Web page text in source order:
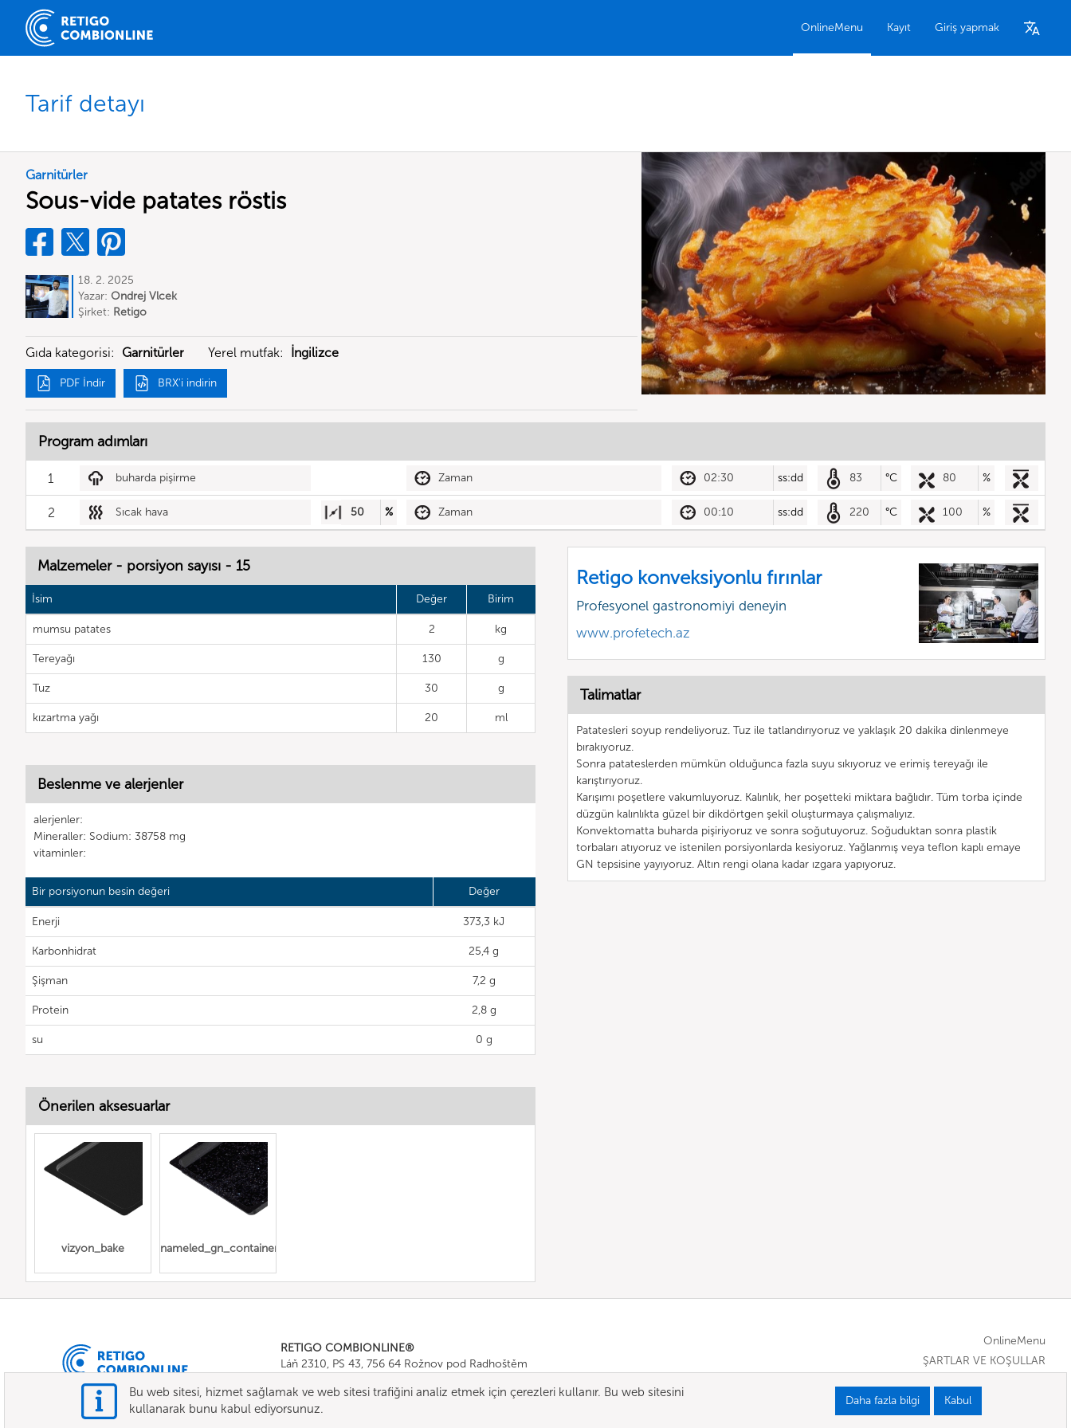
OnlineMenu Kayıt Giriş yapmak
Tarif detayı
Garnitürler
Sous-vide patates röstis
18. 2. 2025
Yazar: Ondrej Vlcek
Şirket: Retigo
Gıda kategorisi: Garnitürler Yerel mutfak: İngilizce
PDF İndir BRX'i indirin
Program adımları
1 buharda pişirme Zaman 02:30 ss:dd 83 °C 80 %
2 Sıcak hava 50 % Zaman 00:10 ss:dd 220 °C 100 %
Malzemeler - porsiyon sayısı - 15
İsim Değer Birim
mumsu patates 2 kg
Tereyağı 130 g
Tuz 30 g
kızartma yağı 20 ml
Beslenme ve alerjenler
alerjenler:
Mineraller: Sodium: 38758 mg
vitaminler:
Bir porsiyonun besin değeri Değer
Enerji 373,3 kJ
Karbonhidrat 25,4 g
Şişman 7,2 g
Protein 2,8 g
su 0 g
Retigo konveksiyonlu fırınlar
Profesyonel gastronomiyi deneyin
www.profetech.az
Talimatlar
Patatesleri soyup rendeliyoruz. Tuz ile tatlandırıyoruz ve yaklaşık 20 dakika dinlenmeye
bırakıyoruz.
Sonra patateslerden mümkün olduğunca fazla suyu sıkıyoruz ve erimiş tereyağı ile
karıştırıyoruz.
Karışımı poşetlere vakumluyoruz. Kalınlık, her poşetteki miktara bağlıdır. Tüm torba içinde
düzgün kalınlıkta güzel bir dikdörtgen şekil oluşturmaya çalışmalıyız.
Konvektomatta buharda pişiriyoruz ve sonra soğutuyoruz. Soğuduktan sonra plastik
torbaları atıyoruz ve istenilen porsiyonlarda kesiyoruz. Yağlanmış veya teflon kaplı emaye
GN tepsisine yayıyoruz. Altın rengi olana kadar ızgara yapıyoruz.
Önerilen aksesuarlar
vizyon_bake enameled_gn_containers
RETIGO COMBIONLINE®
Láň 2310, PS 43, 756 64 Rožnov pod Radhoštěm
E-mail:info@combionline.com
OnlineMenu
ŞARTLAR VE KOŞULLAR
Bu web sitesi, hizmet sağlamak ve web sitesi trafiğini analiz etmek için çerezleri kullanır. Bu web sitesini
kullanarak bunu kabul ediyorsunuz.
Daha fazla bilgi Kabul